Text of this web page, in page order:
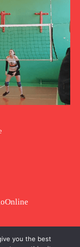
you the best